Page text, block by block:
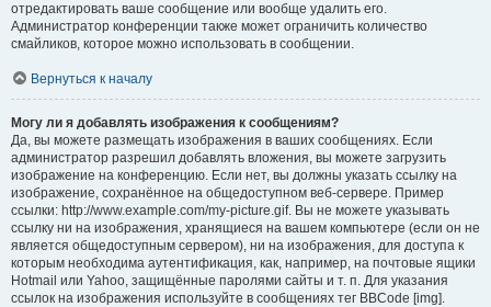
отредактировать ваше сообщение или вообще удалить его.
Администратор конференции также может ограничить количество
смайликов, которое можно использовать в сообщении.
Вернуться к началу
Могу ли я добавлять изображения к сообщениям?
Да, вы можете размещать изображения в ваших сообщениях. Если
администратор разрешил добавлять вложения, вы можете загрузить
изображение на конференцию. Если нет, вы должны указать ссылку на
изображение, сохранённое на общедоступном веб-сервере. Пример
ссылки: http://www.example.com/my-picture.gif. Вы не можете указывать
ссылку ни на изображения, хранящиеся на вашем компьютере (если он не
является общедоступным сервером), ни на изображения, для доступа к
которым необходима аутентификация, как, например, на почтовые ящики
Hotmail или Yahoo, защищённые паролями сайты и т. п. Для указания
ссылок на изображения используйте в сообщениях тег BBCode [img].